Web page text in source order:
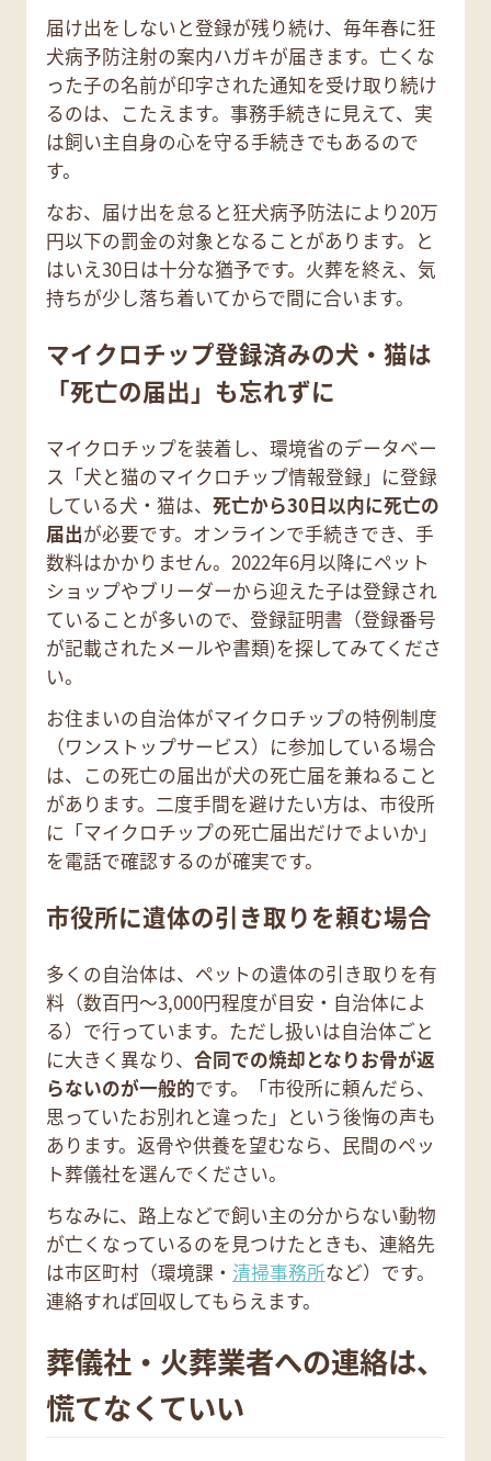
届け出をしないと登録が残り続け、毎年春に狂
犬病予防注射の案内ハガキが届きます。亡くな
った子の名前が印字された通知を受け取り続け
るのは、こたえます。事務手続きに見えて、実
は飼い主自身の心を守る手続きでもあるので
す。
なお、届け出を怠ると狂犬病予防法により20万
円以下の罰金の対象となることがあります。と
はいえ30日は十分な猶予です。火葬を終え、気
持ちが少し落ち着いてからで間に合います。
マイクロチップ登録済みの犬・猫は
「死亡の届出」も忘れずに
マイクロチップを装着し、環境省のデータベー
ス「犬と猫のマイクロチップ情報登録」に登録
している犬・猫は、 死亡から30日以内に死亡の
届出が必要です。オンラインで手続きでき、手
数料はかかりません。2022年6月以降にペット
ショップやブリーダーから迎えた子は登録され
ていることが多いので、登録証明書（登録番号
が記載されたメールや書類)を探してみてくださ
い。
お住まいの自治体がマイクロチップの特例制度
（ワンストップサービス）に参加している場合
は、この死亡の届出が犬の死亡届を兼ねること
があります。二度手間を避けたい方は、市役所
に「マイクロチップの死亡届出だけでよいか」
を電話で確認するのが確実です。
市役所に遺体の引き取りを頼む場合
多くの自治体は、ペットの遺体の引き取りを有
料（数百円〜3,000円程度が目安・自治体によ
る）で行っています。ただし扱いは自治体ごと
に大きく異なり、 合同での焼却となりお骨が返
らないのが一般的です。「市役所に頼んだら、
思っていたお別れと違った」という後悔の声も
あります。返骨や供養を望むなら、民間のペッ
ト葬儀社を選んでください。
ちなみに、路上などで飼い主の分からない動物
が亡くなっているのを見つけたときも、連絡先
は市区町村（環境課・ 清掃事務所など）です。
連絡すれば回収してもらえます。
葬儀社・火葬業者への連絡は、
慌てなくていい